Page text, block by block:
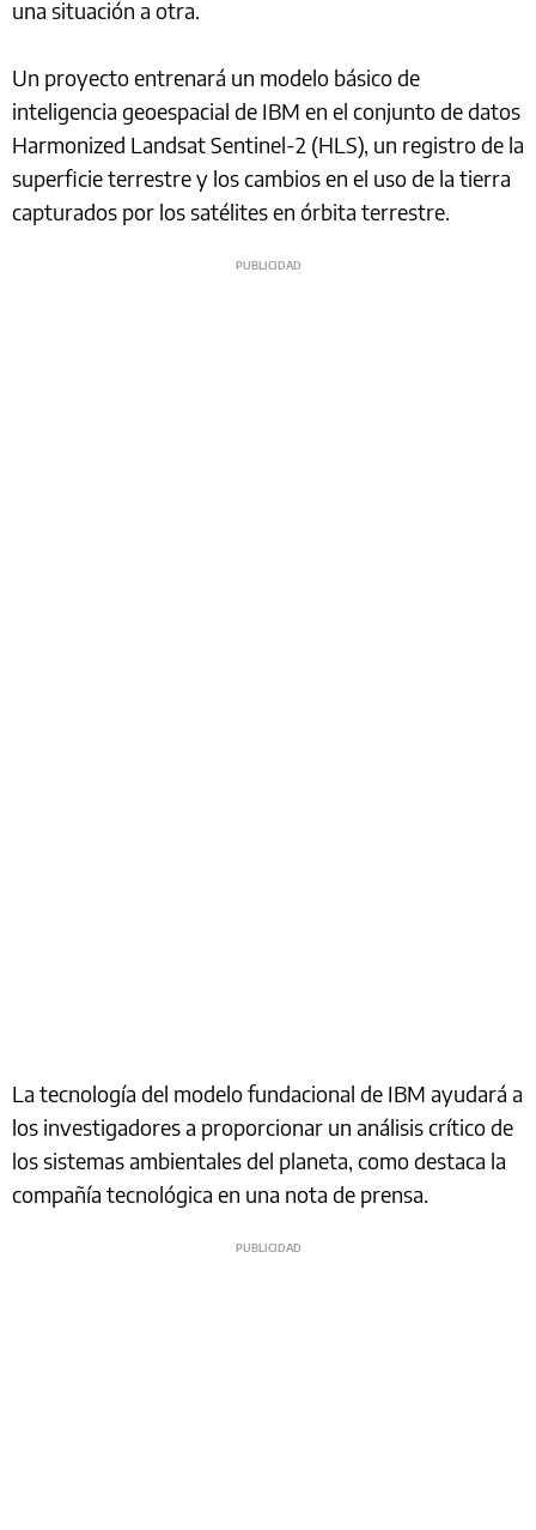
una situación a otra.
Un proyecto entrenará un modelo básico de
inteligencia geoespacial de IBM en el conjunto de datos
Harmonized Landsat Sentinel-2 (HLS), un registro de la
superficie terrestre y los cambios en el uso de la tierra
capturados por los satélites en órbita terrestre.
La tecnología del modelo fundacional de IBM ayudará a
los investigadores a proporcionar un análisis crítico de
los sistemas ambientales del planeta, como destaca la
compañía tecnológica en una nota de prensa.